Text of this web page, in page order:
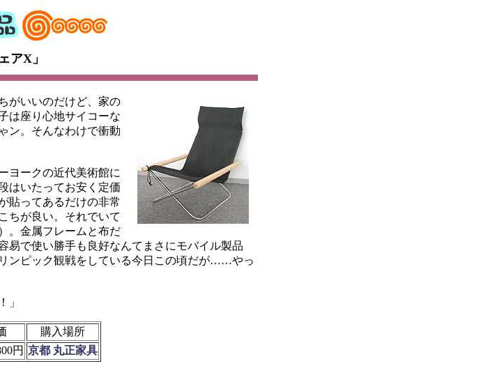
アX」
がいいのだけど、家の
は座り心地サイコーな
ン。そんなわけで衝動
ヨークの近代美術館に
はいたってお安く定価
貼ってあるだけの非常
ちが良い。それでいて
）。金属フレームと布だ
易で使い勝手も良好なんてまさにモバイル製品
ンピック観戦をしている今日この頃だが……やっ
」
購入場所
円 京都 丸正家具